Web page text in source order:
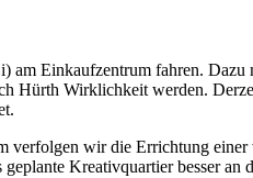
Einkaufzentrum fahren. Dazu
Hürth Wirklichkeit werden.
wir die Errichtung
Kreativquartier besser